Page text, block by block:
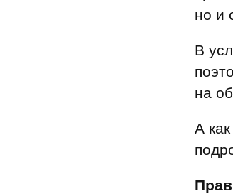
но и
В
на
А